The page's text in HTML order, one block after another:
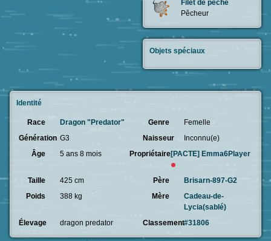
Identité
Race Dragon "Predator" Genre
Femelle
Génération G3 Naisseur
Inconnu(e)
Âge
5 ans 8 mois Propriétaire[PACTE] Emma6Player
Taille 425 cm Père
Brisarn-897-G2
Poids
388 kg Mère
Cadeau-de-
Lycia(sablé)
Élevage
dragon predator Classement#31806
Filet de pêche
Pêcheur
Objets spéciaux